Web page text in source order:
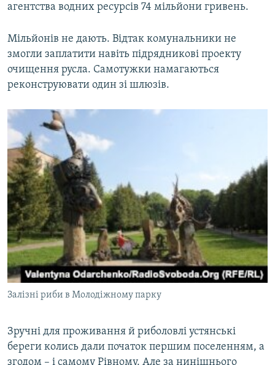
агентства водних ресурсів 74 мільйони гривень.
Мільйонів не дають. Відтак комунальники не
змогли заплатити навіть підрядникові проекту
очищення русла. Самотужки намагаються
реконструювати один зі шлюзів.
Залізні риби в Молодіжному парку
Зручні для проживання й риболовлі устянські
береги колись дали початок першим поселенням, а
згодом – і самому Рівному. Але за нинішнього